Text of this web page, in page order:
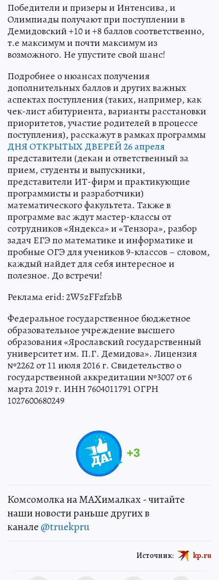
Победители и призеры и Интенсива, и
Олимпиады получают при поступлении в
Демидовский +10 и +8 баллов соответственно,
т.е максимум и почти максимум из
возможного. Не упустите свой шанс!
Подробнее о нюансах получения
дополнительных баллов и других важных
аспектах поступления (таких, например, как
чек-лист абитуриента, варианты расстановки
приоритетов, участие родителей в процессе
поступления), расскажут в рамках программы
ДНЯ ОТКРЫТЫХ ДВЕРЕЙ 26 апреля
представители (декан и ответственный за
прием, студенты и выпускники,
представители ИТ-фирм и практикующие
программисты и разработчики)
математического факультета. Также в
программе вас ждут мастер-классы от
сотрудников «Яндекса» и «Тензора», разбор
задач ЕГЭ по математике и информатике и
пробные ОГЭ для учеников 9-классов – словом,
каждый найдет для себя интересное и
полезное. До встречи!
Реклама erid: 2W5zFFzfzbB
Федеральное государственное бюджетное
образовательное учреждение высшего
образования «Ярославский государственный
университет им. П.Г. Демидова». Лицензия
№2262 от 11 июля 2016 г. Свидетельство о
государственной аккредитации №3007 от 6
марта 2019 г. ИНН 7604011791 ОГРН
1027600680249
+3
Комсомолка на MAXималках - читайте
наши новости раньше других в
канале @truekpru
Источник: kp.ru